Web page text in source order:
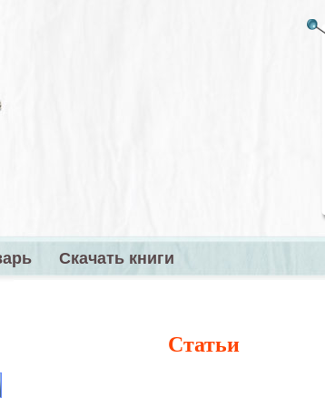
Скачать книги
Статьи